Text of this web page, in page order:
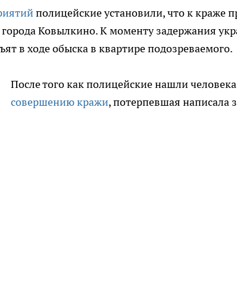
полицейские установили, что к краже
Ковылкино. К моменту задержания
в ходе обыска в квартире подозреваемого.
После того как полицейские нашли
совершению кражи, потерпевшая написала